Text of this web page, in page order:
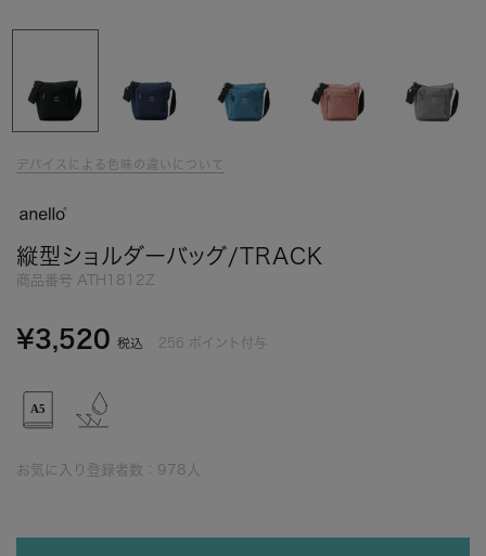
デバイスによる色味の違いについて
縦型ショルダーバッグ/TRACK
商品番号 ATH1812Z
¥3,520 税込 256 ポイント付与
お気に入り登録者数： 978 人